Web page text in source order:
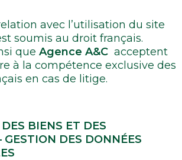
avec l’utilisation du site
soumis au droit français.
que Agence A&C acceptent
à la compétence exclusive des
en cas de litige.
BIENS ET DES
GESTION DES DONNÉES